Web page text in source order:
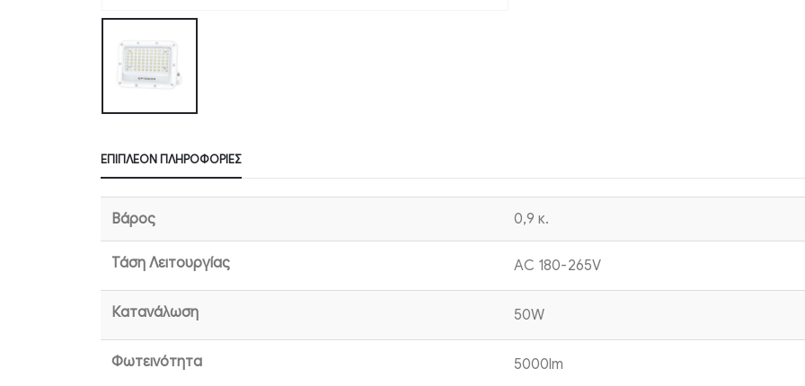
ΕΠΙΠΛΈΟΝ ΠΛΗΡΟΦΟΡΊΕΣ
Βάρος 0,9 κ.
Τάση Λειτουργίας AC 180-265V
Κατανάλωση 50W
Φωτεινότητα 5000lm